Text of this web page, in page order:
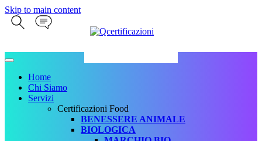
Skip to main content
Home
Chi Siamo
Servizi
Certificazioni Food
BENESSERE ANIMALE
BIOLOGICA